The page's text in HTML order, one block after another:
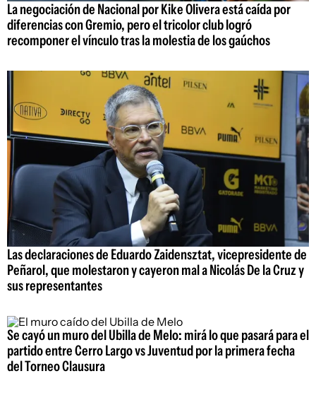
La negociación de Nacional por Kike Olivera está caída por
diferencias con Gremio, pero el tricolor club logró
recomponer el vínculo tras la molestia de los gaúchos
Las declaraciones de Eduardo Zaidensztat, vicepresidente de
Peñarol, que molestaron y cayeron mal a Nicolás De la Cruz y
sus representantes
Se cayó un muro del Ubilla de Melo: mirá lo que pasará para el
partido entre Cerro Largo vs Juventud por la primera fecha
del Torneo Clausura